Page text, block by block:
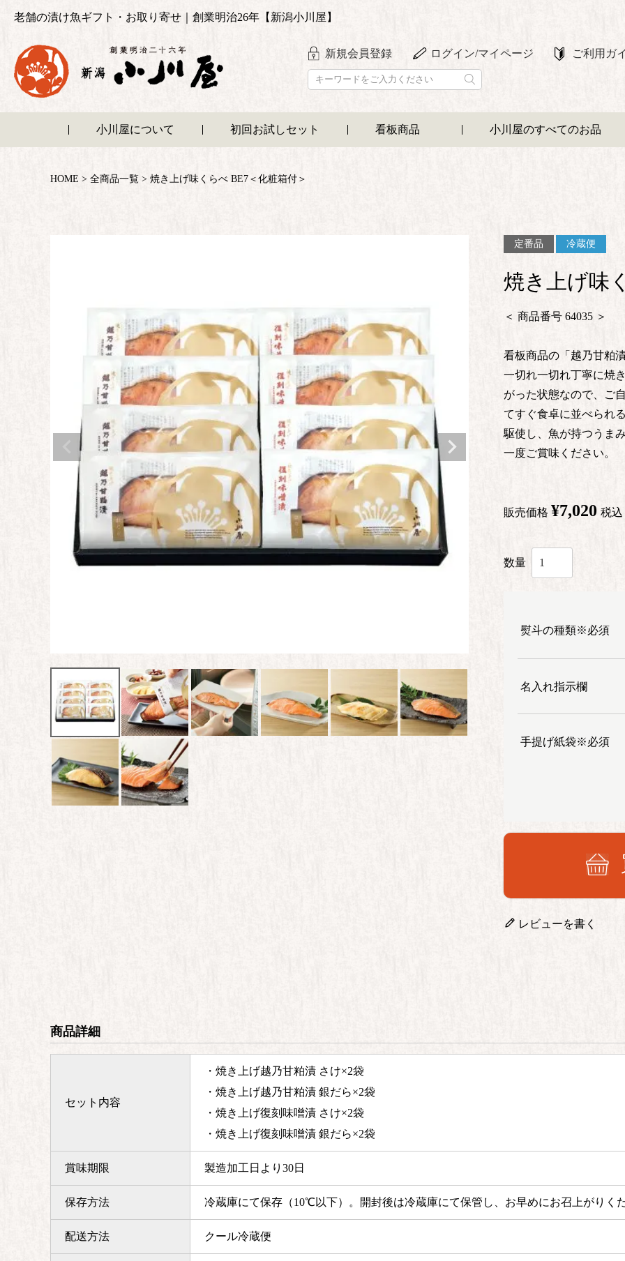
老舗の漬け魚ギフト・お取り寄せ｜創業明治26年【新潟小川屋】
新規会員登録 ログイン/マイページ ご利用ガ
小川屋について 初回お試しセット 看板商品 小川屋のすべてのお品
HOME 全商品一覧 焼き上げ味くらべ BE7＜化粧箱付＞
定番品 冷蔵便
焼き上げ味
商品番号 64035
看板商品の「越乃甘粕
一切れ一切れ丁寧に焼
がった状態なので、ご
てすぐ食卓に並べられ
駆使し、魚が持つうま
一度ご賞味ください。
販売価格 ¥7,020 税込
熨斗の種類※必須
名入れ指示欄
手提げ紙袋※必須
レビューを書く
商品詳細
セット内容
・焼き上げ越乃甘粕漬 さけ×2袋
・焼き上げ越乃甘粕漬 銀だら×2袋
・焼き上げ復刻味噌漬 さけ×2袋
・焼き上げ復刻味噌漬 銀だら×2袋
賞味期限 製造加工日より30日
保存方法 冷蔵庫にて保存（10℃以下）。 開封後は冷蔵庫にて保管し、お早めにお召上がりく
配送方法 クール冷蔵便